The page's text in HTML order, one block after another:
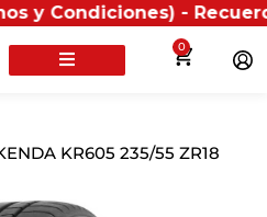
- Recuerda
0
KR605 235/55 ZR18